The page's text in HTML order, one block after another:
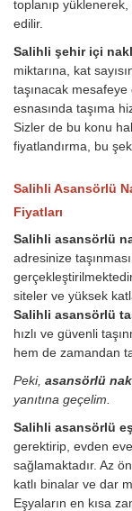
toplanıp
edilir.
Salihli şehir içi
miktarına, kat
taşınacak mesafeye
esnasında taşıma
Sizler de bu konu
fiyatlandırma, bu
Salihli Asansörlü
Fiyatları
Salihli asansörlü
adresinize
siteler ve yüksek
Salihli asansörlü
hızlı ve güvenli
hem de zamandan
Peki, asansörlü
yanıtına geçelim.
Salihli asansörlü
gerektirip, evden
sağlamaktadır. Az
katlı binalar ve dar
Eşyaların en kısa